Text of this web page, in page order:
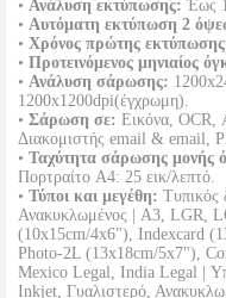
• Ανάλυση εκτύπωσης: Έως
• Αυτόματη εκτύπωση 2
• Χρόνος πρώτης
• Προτεινόμενος μηνιαίος
• Ανάλυση σάρωσης:
1200x1200dpi(έγχρωμη).
• Σάρωση σε: Εικόνα, OCR,
Διακομιστής email & email,
• Ταχύτητα σάρωσης μονής
Πορτραίτο A4: 25 εικ/λεπτό.
• Τύποι και μεγέθη: Τυπικός
Ανακυκλωμένος | A3, LGR,
(10x15cm/4x6"), Indexcard
Photo-2L (13x18cm/5x7"),
Mexico Legal, India Legal |
Inkjet, Γυαλιστερό,